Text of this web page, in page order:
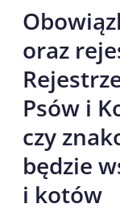
oraz
Psów i
czy
będzie
i kotów